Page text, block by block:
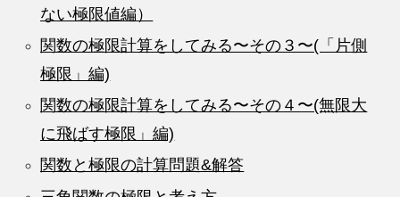
ない極限値編）
関数の極限計算をしてみる〜その３〜(「片側
極限」編)
関数の極限計算をしてみる〜その４〜(無限大
に飛ばす極限」編)
関数と極限の計算問題&解答